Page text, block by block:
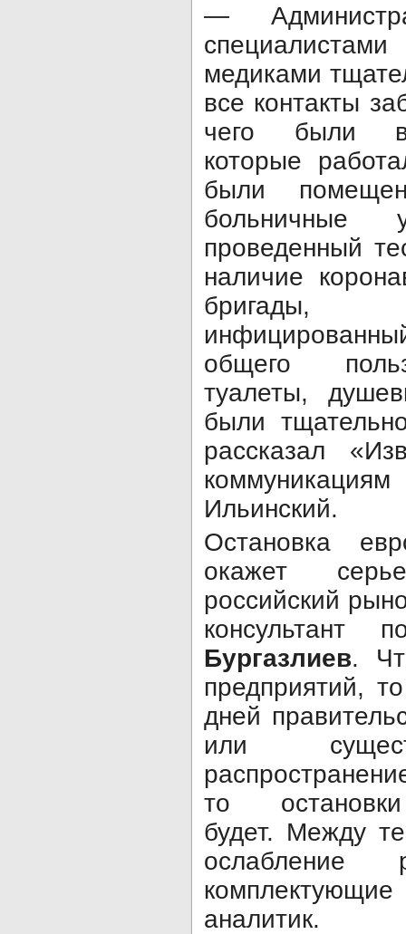
—
медиками
все контакты
чего были
которые
были
больничные
проведенный
наличие
бригады,
общего
туалеты,
были
рассказал
Ильинский.
Остановка
окажет
российский
консультант
Бургазлиев.
предприятий,
дней
или
то
будет. Между
ослабление
аналитик.